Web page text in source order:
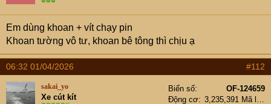
Em dùng khoan + vít chạy pin
Khoan tường vô tư, khoan bê tông thì chịu ạ
06:32 01/04/2026 #112
sakai_yo
Xe cút kít
Biển số
OF-124659
Động cơ
3,235,391 Mã lực